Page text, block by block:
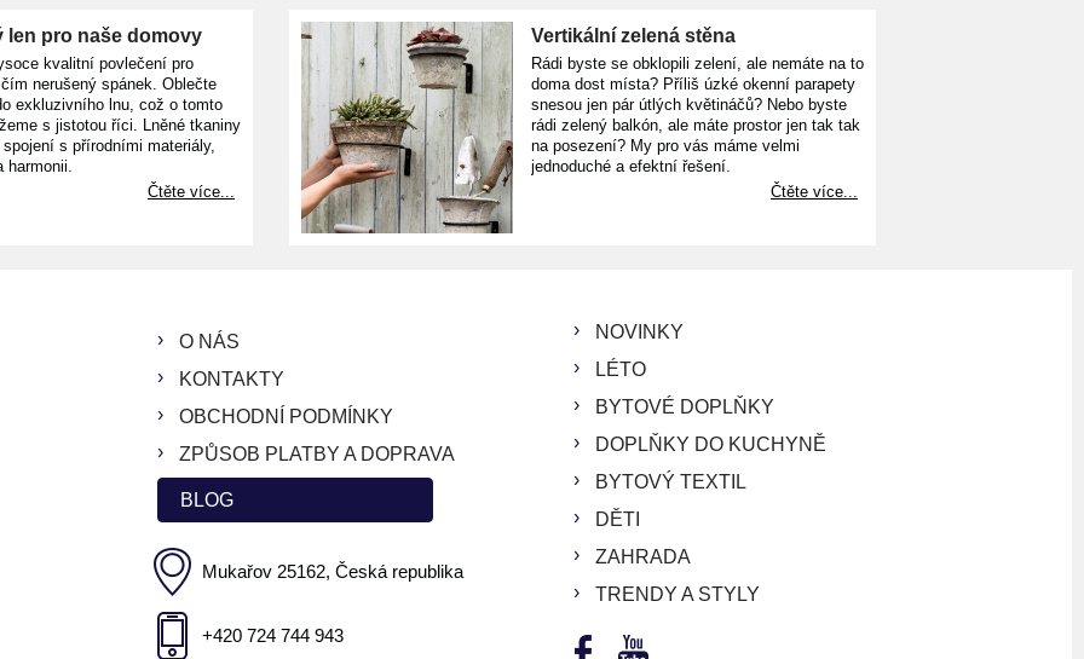
len pro naše domovy
kvalitní povlečení pro
nerušený spánek. Oblečte
exkluzivního lnu, což o tomto
s jistotou říci. Lněné tkaniny
s přírodními materiály,
Čtěte více...
Vertikální zelená stěna
Rádi byste se obklopili zelení, ale nemáte na to
doma dost místa? Příliš úzké okenní parapety
snesou jen pár útlých květináčů? Nebo byste
rádi zelený balkón, ale máte prostor jen tak tak
na posezení? My pro vás máme velmi
jednoduché a efektní řešení.
Čtěte více...
O NÁS
KONTAKTY
OBCHODNÍ PODMÍNKY
ZPŮSOB PLATBY A DOPRAVA
BLOG
Mukařov 25162, Česká republika
+420 724 744 943
NOVINKY
LÉTO
BYTOVÉ DOPLŇKY
DOPLŇKY DO KUCHYNĚ
BYTOVÝ TEXTIL
DĚTI
ZAHRADA
TRENDY A STYLY